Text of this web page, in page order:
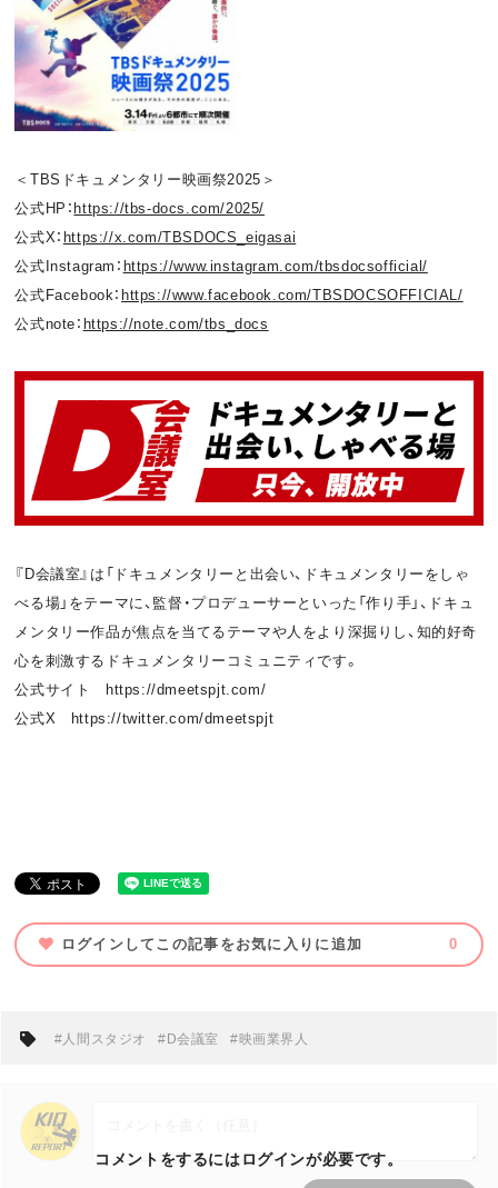
＜TBSドキュメンタリー映画祭2025＞
公式HP：https://tbs-docs.com/2025/
公式X： https://x.com/TBSDOCS_eigasai
公式Instagram： https://www.instagram.com/tbsdocsofficial/
公式Facebook： https://www.facebook.com/TBSDOCSOFFICIAL/
公式note： https://note.com/tbs_docs
『D会議室』は「ドキュメンタリーと出会い、ドキュメンタリーをしゃ
べる場」をテーマに、監督・プロデューサーといった「作り手」、ドキュ
メンタリー作品が焦点を当てるテーマや人をより深掘りし、知的好奇
心を刺激するドキュメンタリーコミュニティです。
公式サイト https://dmeetspjt.com/
公式X https://twitter.com/dmeetspjt
ログインしてこの記事をお気に入りに追加 0
#人間スタジオ #D会議室 #映画業界人
コメントをするにはログインが必要です。